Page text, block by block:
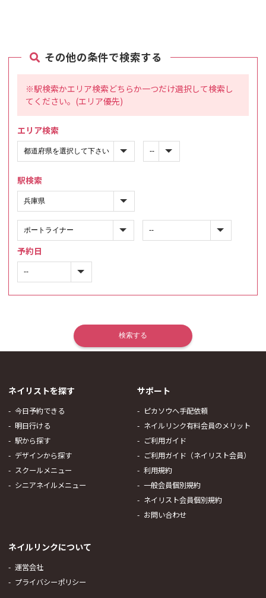
その他の条件で検索する
※駅検索かエリア検索どちらか一つだけ選択して検索し
てください。(エリア優先)
エリア検索
駅検索
予約日
ネイリストを探す
今日予約できる
明日行ける
駅から探す
デザインから探す
スクールメニュー
シニアネイルメニュー
サポート
ピカソウへ手配依頼
ネイルリンク有料会員のメリット
ご利用ガイド
ご利用ガイド（ネイリスト会員）
利用規約
一般会員個別規約
ネイリスト会員個別規約
お問い合わせ
ネイルリンクについて
運営会社
プライバシーポリシー